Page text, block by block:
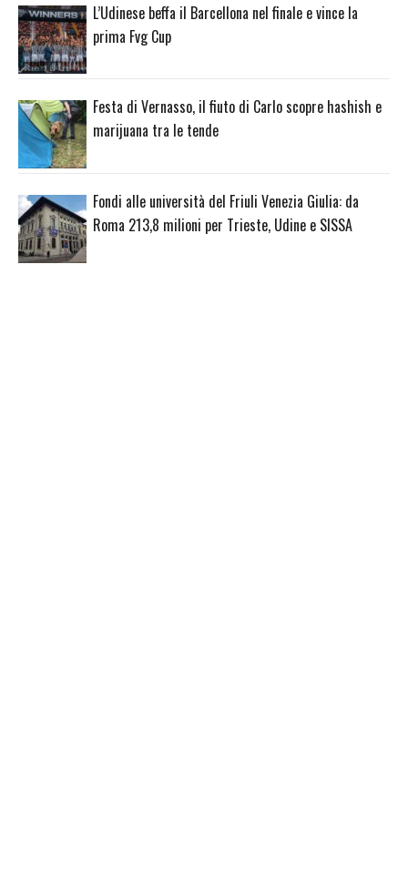
L’Udinese beffa il Barcellona nel finale e vince la
prima Fvg Cup
Festa di Vernasso, il fiuto di Carlo scopre hashish e
marijuana tra le tende
Fondi alle università del Friuli Venezia Giulia: da
Roma 213,8 milioni per Trieste, Udine e SISSA